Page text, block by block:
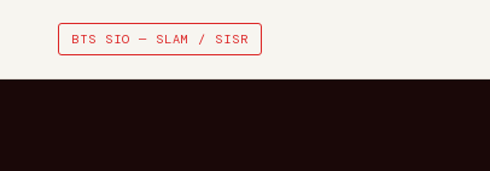
BTS SIO — SLAM / SISR